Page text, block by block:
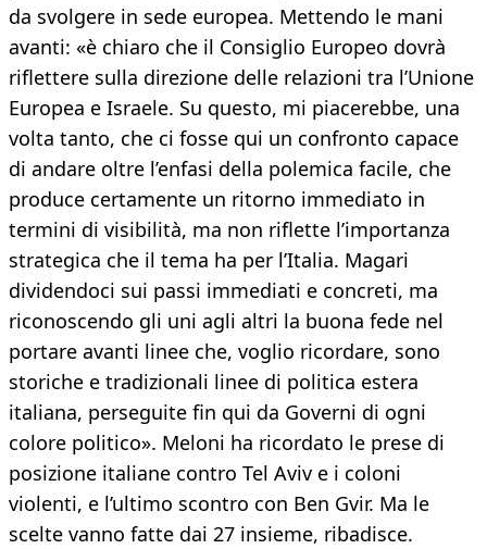
da svolgere in sede europea. Mettendo le mani
avanti: «è chiaro che il Consiglio Europeo dovrà
riflettere sulla direzione delle relazioni tra l’Unione
Europea e Israele. Su questo, mi piacerebbe, una
volta tanto, che ci fosse qui un confronto capace
di andare oltre l’enfasi della polemica facile, che
produce certamente un ritorno immediato in
termini di visibilità, ma non riflette l’importanza
strategica che il tema ha per l’Italia. Magari
dividendoci sui passi immediati e concreti, ma
riconoscendo gli uni agli altri la buona fede nel
portare avanti linee che, voglio ricordare, sono
storiche e tradizionali linee di politica estera
italiana, perseguite fin qui da Governi di ogni
colore politico». Meloni ha ricordato le prese di
posizione italiane contro Tel Aviv e i coloni
violenti, e l’ultimo scontro con Ben Gvir. Ma le
scelte vanno fatte dai 27 insieme, ribadisce.